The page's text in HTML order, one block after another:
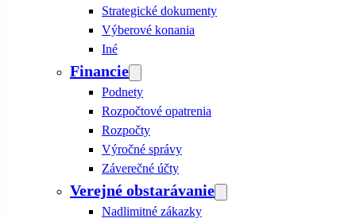
Strategické dokumenty
Výberové konania
Iné
Financie
Podnety
Rozpočtové opatrenia
Rozpočty
Výročné správy
Záverečné účty
Verejné obstarávanie
Nadlimitné zákazky